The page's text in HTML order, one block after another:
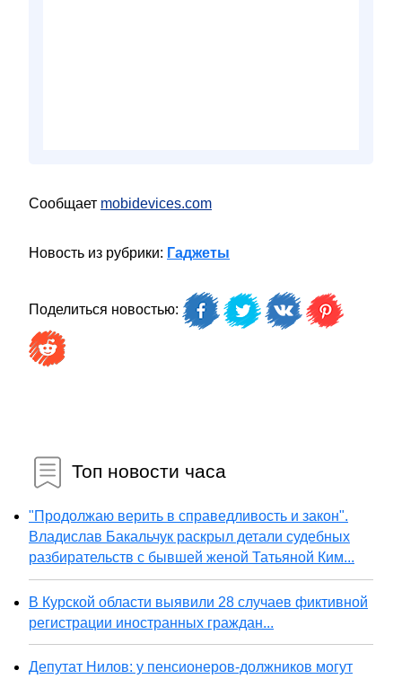
Сообщает mobidevices.com
Новость из рубрики: Гаджеты
Поделиться новостью:
Топ новости часа
"Продолжаю верить в справедливость и закон".
Владислав Бакальчук раскрыл детали судебных
разбирательств с бывшей женой Татьяной Ким...
В Курской области выявили 28 случаев фиктивной
регистрации иностранных граждан...
Депутат Нилов: у пенсионеров-должников могут